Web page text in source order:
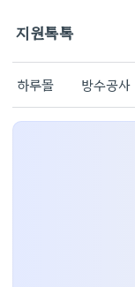
지원톡톡
하루몰 방수공사